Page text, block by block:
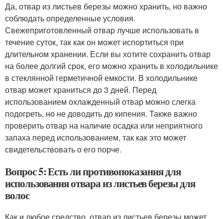
Да, отвар из листьев березы можно хранить, но важно
соблюдать определенные условия.
Свежеприготовленный отвар лучше использовать в
течение суток, так как он может испортиться при
длительном хранении. Если вы хотите сохранить отвар
на более долгий срок, его можно хранить в холодильнике
в стеклянной герметичной емкости. В холодильнике
отвар может храниться до 3 дней. Перед
использованием охлажденный отвар можно слегка
подогреть, но не доводить до кипения. Также важно
проверить отвар на наличие осадка или неприятного
запаха перед использованием, так как это может
свидетельствовать о его порче.
Вопрос 5: Есть ли противопоказания для
использования отвара из листьев березы для
волос